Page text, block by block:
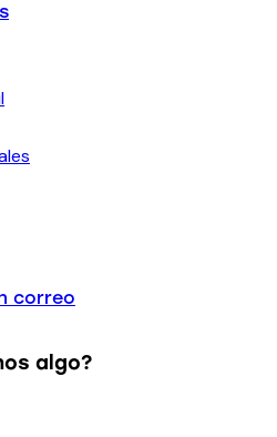
correo
algo?